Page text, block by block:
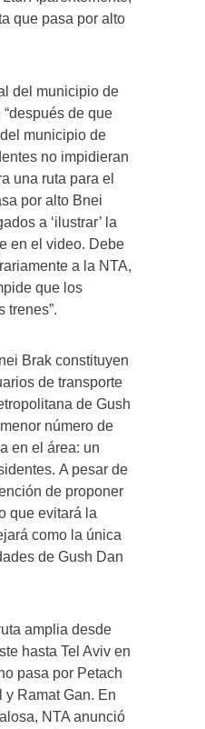
que pasa por alto
del municipio de
de que
municipio de
no impidieran
una ruta para el
por alto Bnei
a ‘ilustrar’ la
en el video. Debe
a la NTA,
que los
trenes”.
Brak constituyen
de transporte
de Gush
número de
en el área: un
A pesar de
de proponer
que evitará la
como la única
de Gush Dan
amplia desde
hasta Tel Aviv en
pasa por Petach
y Ramat Gan. En
NTA anunció